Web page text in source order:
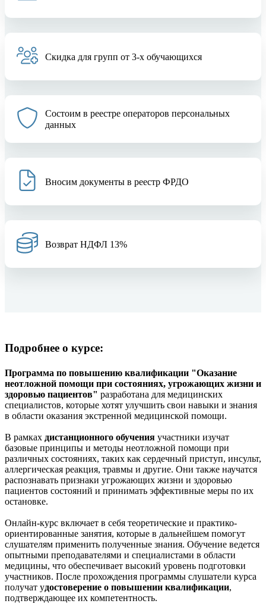
Скидка для групп от 3-х обучающихся
Состоим в реестре операторов персональных
данных
Вносим документы в реестр ФРДО
Возврат НДФЛ 13%
Подробнее о курсе:
Программа по повышению квалификации "Оказание
неотложной помощи при состояниях, угрожающих жизни и
здоровью пациентов" разработана для медицинских
специалистов, которые хотят улучшить свои навыки и знания
в области оказания экстренной медицинской помощи.
В рамках дистанционного обучения участники изучат
базовые принципы и методы неотложной помощи при
различных состояниях, таких как сердечный приступ, инсульт,
аллергическая реакция, травмы и другие. Они также научатся
распознавать признаки угрожающих жизни и здоровью
пациентов состояний и принимать эффективные меры по их
остановке.
Онлайн-курс включает в себя теоретические и практико-
ориентированные занятия, которые в дальнейшем помогут
слушателям применить полученные знания. Обучение ведется
опытными преподавателями и специалистами в области
медицины, что обеспечивает высокий уровень подготовки
участников. После прохождения программы слушатели курса
получат удостоверение о повышении квалификации,
подтверждающее их компетентность.